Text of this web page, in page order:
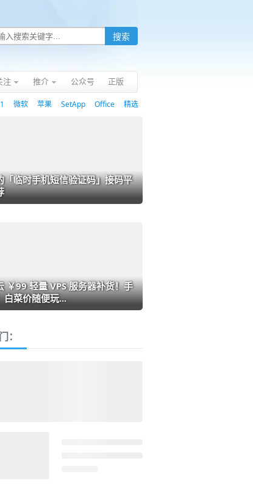
注 推介 公众号 正版
微软 苹果 SetApp Office 精选
「临时手机短信验证码」接码平
￥99 轻量 VPS 服务器补货！手
白菜价随便玩...
：